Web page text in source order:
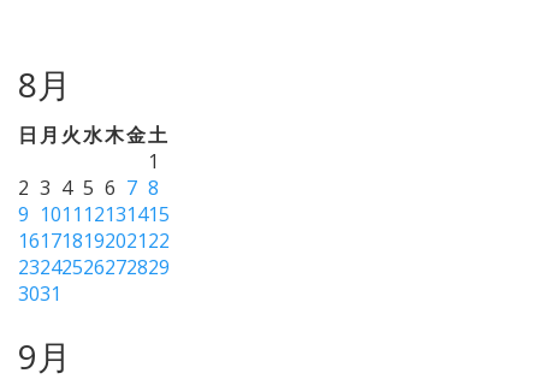
8月
日 月 火水木金土
1
2 3 4 5 6 7 8
9 1011 12131415
16171819202122
23242526272829
3031
9月